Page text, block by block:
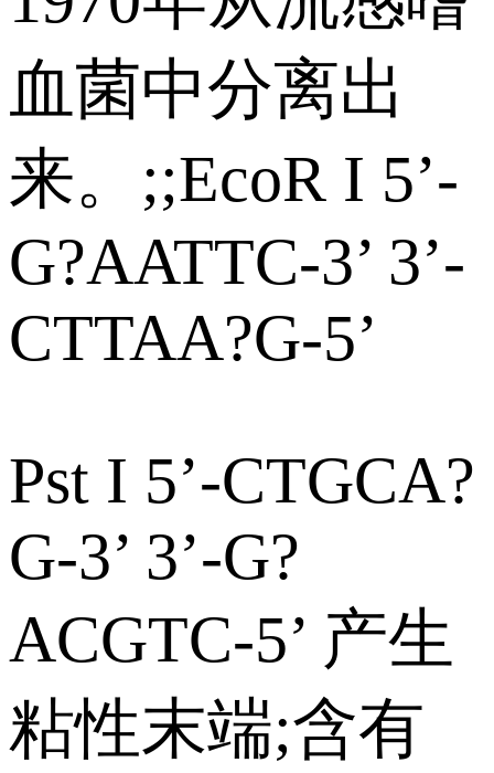
血菌中分离出
来。;;EcoR I 5’-
G?AATTC-3’ 3’-
CTTAA?G-5’
Pst I 5’-CTGCA?
G-3’ 3’-G?
ACGTC-5’ 产生
粘性末端;含有